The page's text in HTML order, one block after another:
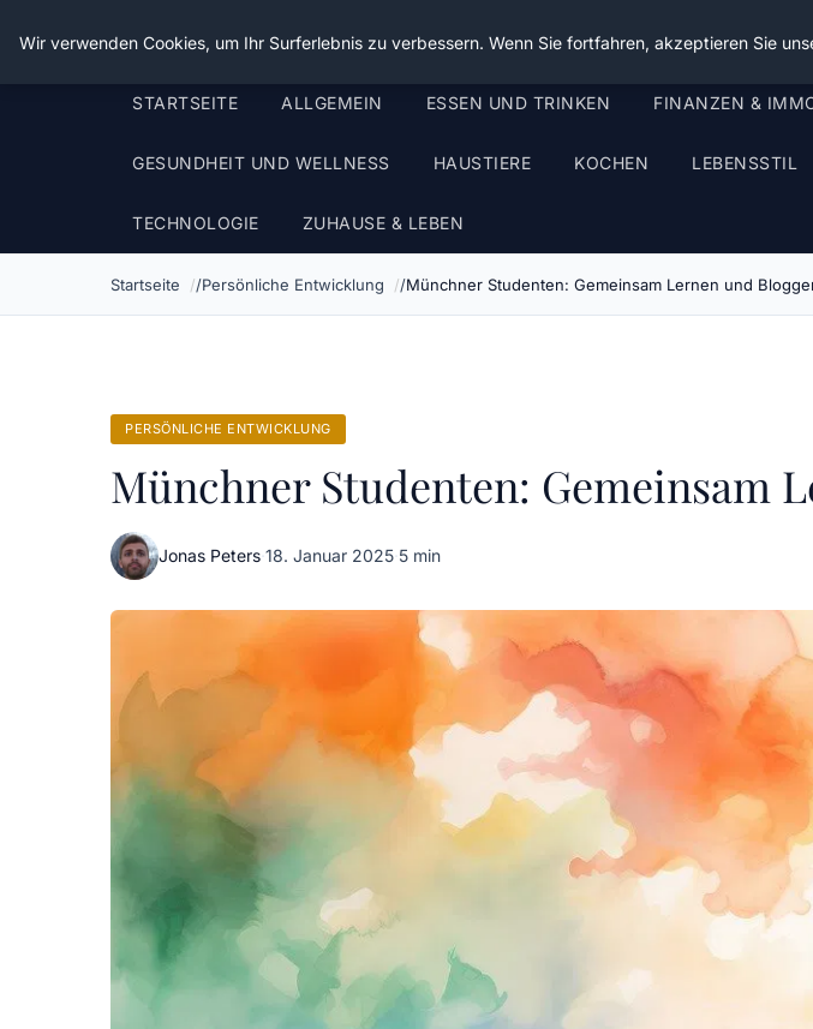
Die Schnitter
STARTSEITE ALLGEMEIN ESSEN UND TRINKEN FINANZEN &
GESUNDHEIT UND WELLNESS HAUSTIERE KOCHEN LEBENSSTIL
TECHNOLOGIE ZUHAUSE & LEBEN
Startseite Persönliche Entwicklung Münchner Studenten: Gemeinsam Lernen und
PERSÖNLICHE ENTWICKLUNG
Münchner Studenten: Gemeinsam
Jonas Peters·18. Januar 2025·5 min
Wir verwenden Cookies, um Ihr Surferlebnis zu verbessern. Wenn Sie fortfahren, akzeptieren Sie